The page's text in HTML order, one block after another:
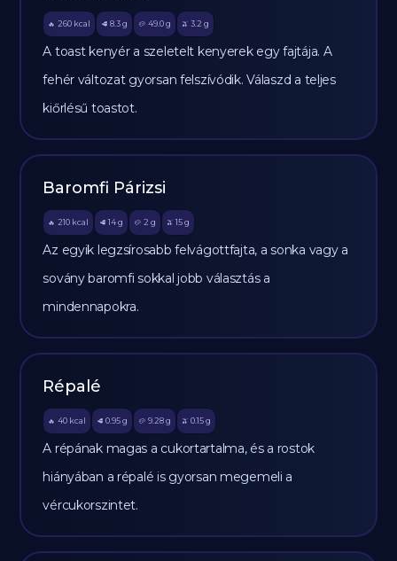
🔥 260 kcal 🥩 8.3 g 🥔 49.0g 🫒 3.2 g
A toast kenyér a szeletelt kenyerek egy fajtája. A
fehér változat gyorsan felszívódik. Válaszd a teljes
kiőrlésű toastot.
Baromfi Párizsi
🔥 210 kcal 🥩 14 g 🥔 2 g 🫒 15 g
Az egyik legzsírosabb felvágottfajta, a sonka vagy a
sovány baromfi sokkal jobb választás a
mindennapokra.
Répalé
🔥 40 kcal 🥩 0.95 g 🥔 9.28g 🫒 0.15 g
A répának magas a cukortartalma, és a rostok
hiányában a répalé is gyorsan megemeli a
vércukorszintet.